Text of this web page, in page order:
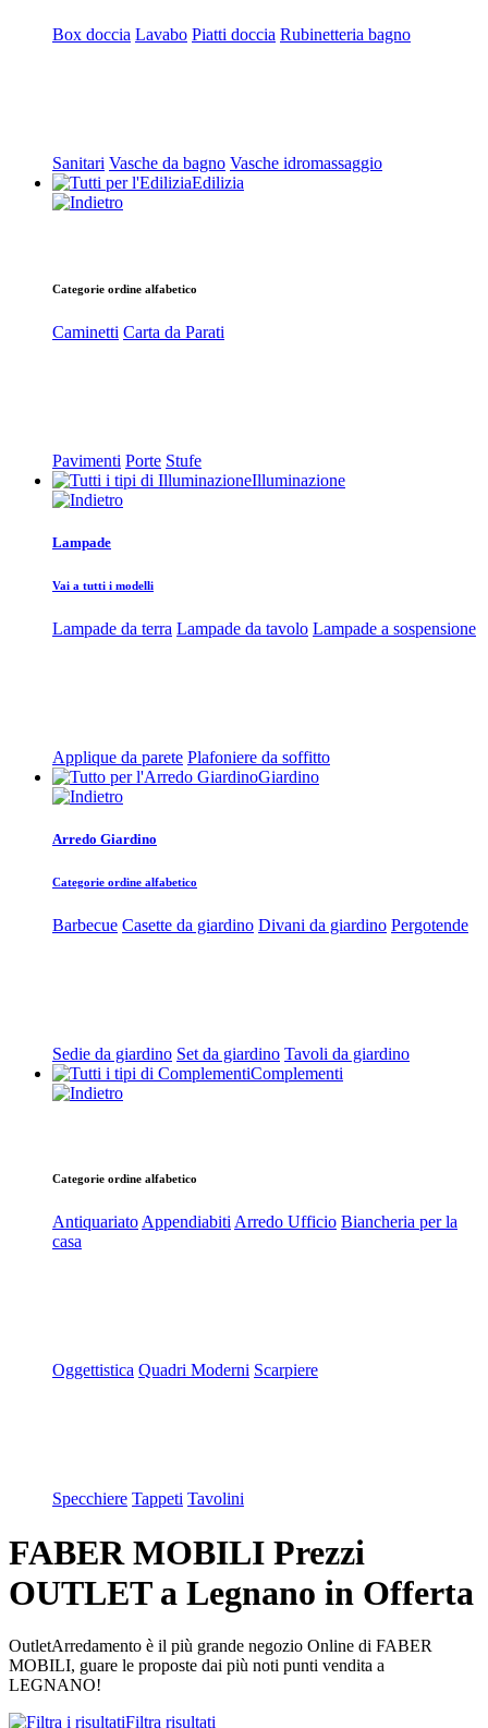
Box doccia Lavabo Piatti doccia Rubinetteria bagno
Sanitari Vasche da bagno Vasche idromassaggio
Edilizia
Categorie ordine alfabetico
Caminetti Carta da Parati
Pavimenti Porte Stufe
Illuminazione
Lampade
Vai a tutti i modelli
Lampade da terra Lampade da tavolo Lampade a sospensione
Applique da parete Plafoniere da soffitto
Giardino
Arredo Giardino
Categorie ordine alfabetico
Barbecue Casette da giardino Divani da giardino Pergotende
Sedie da giardino Set da giardino Tavoli da giardino
Complementi
Categorie ordine alfabetico
Antiquariato Appendiabiti Arredo Ufficio Biancheria per la
casa
Oggettistica Quadri Moderni Scarpiere
Specchiere Tappeti Tavolini
FABER MOBILI Prezzi
OUTLET a Legnano in Offerta
OutletArredamento è il più grande negozio Online di FABER
MOBILI, guare le proposte dai più noti punti vendita a
LEGNANO!
Filtra risultati